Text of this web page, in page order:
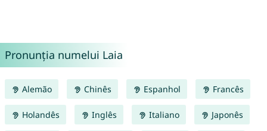
Pronunția numelui Laia
Alemão Chinês Espanhol Francês
Holandês Inglês Italiano Japonês